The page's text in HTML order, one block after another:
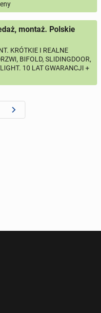
montaż. Polskie
KRÓTKIE I REALNE
BIFOLD, SLIDINGDOOR,
10 LAT GWARANCJI +